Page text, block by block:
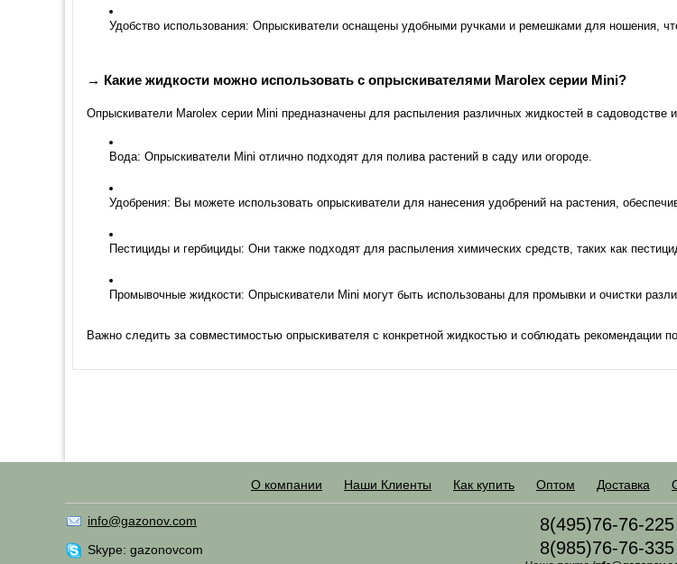
Удобство использования: Опрыскиватели оснащены удобными ручками и ремешками для ношения,
→ Какие жидкости можно использовать с опрыскивателями Marolex серии Mini?
Опрыскиватели Marolex серии Mini предназначены для распыления различных жидкостей в
Вода: Опрыскиватели Mini отлично подходят для полива растений в саду или огороде.
Удобрения: Вы можете использовать опрыскиватели для нанесения удобрений на растения,
Пестициды и гербициды: Они также подходят для распыления химических средств, таких как
Промывочные жидкости: Опрыскиватели Mini могут быть использованы для промывки и очистки
Важно следить за совместимостью опрыскивателя с конкретной жидкостью и соблюдать рекомендации
О компании Наши Клиенты Как купить Оптом Доставка
info@gazonov.com
Skype: gazonovcom
8(495)76-76-225
8(985)76-76-335